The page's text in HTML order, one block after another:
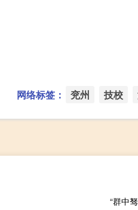
网络标签： 兖州 技校
“群中